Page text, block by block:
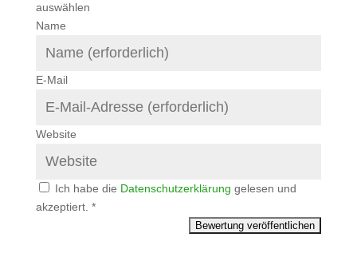
auswählen
Name
E-Mail
Website
Ich habe die Datenschutzerklärung gelesen und
akzeptiert. *